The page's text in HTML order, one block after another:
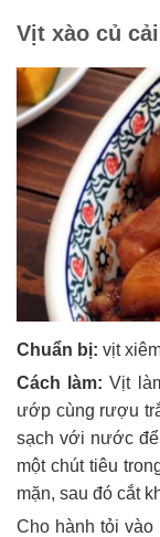
Vịt xào củ
Chuẩn bị: vịt
Cách làm: Vịt
ướp cùng rượu
sạch với nước
một chút tiêu
mặn, sau đó cắt
Cho hành tỏi vào